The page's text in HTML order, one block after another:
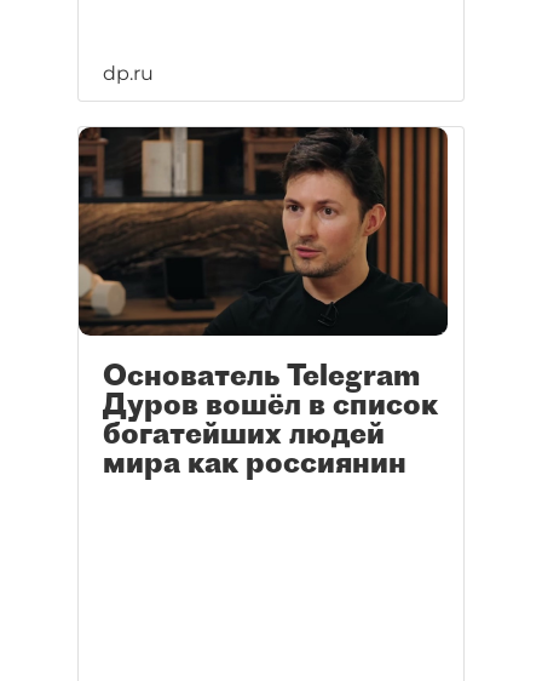
dp.ru
Основатель Telegram
Дуров вошёл в список
богатейших людей
мира как россиянин